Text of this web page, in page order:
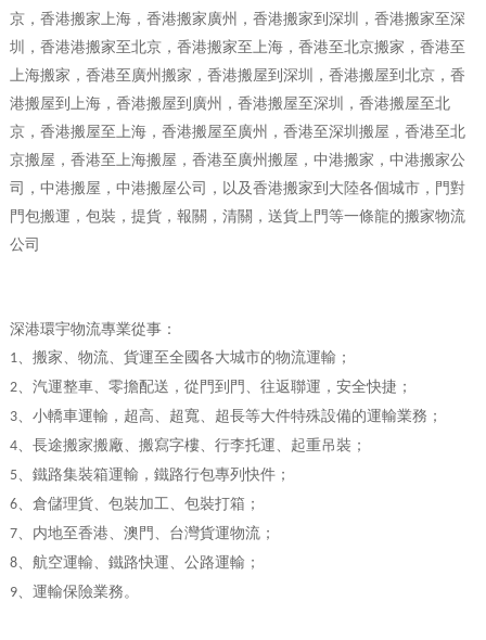
京，香港搬家上海，香港搬家廣州，香港搬家到深圳，香港搬家至深
圳，香港港搬家至北京，香港搬家至上海，香港至北京搬家，香港至
上海搬家，香港至廣州搬家，香港搬屋到深圳，香港搬屋到北京，香
港搬屋到上海，香港搬屋到廣州，香港搬屋至深圳，香港搬屋至北
京，香港搬屋至上海，香港搬屋至廣州，香港至深圳搬屋，香港至北
京搬屋，香港至上海搬屋，香港至廣州搬屋，中港搬家，中港搬家公
司，中港搬屋，中港搬屋公司，以及香港搬家到大陸各個城市，門對
門包搬運，包裝，提貨，報關，清關，送貨上門等一條龍的搬家物流
公司
深港環宇物流專業從事：
1、搬家、物流、貨運至全國各大城市的物流運輸；
2、汽運整車、零擔配送，從門到門、往返聯運，安全快捷；
3、小轎車運輸，超高、超寬、超長等大件特殊設備的運輸業務；
4、長途搬家搬廠、搬寫字樓、行李托運、起重吊裝；
5、鐵路集裝箱運輸，鐵路行包專列快件；
6、倉儲理貨、包裝加工、包裝打箱；
7、内地至香港、澳門、台灣貨運物流；
8、航空運輸、鐵路快運、公路運輸；
9、運輸保險業務。